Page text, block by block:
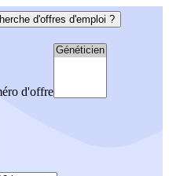
d'offres d'emploi ?
d'offre